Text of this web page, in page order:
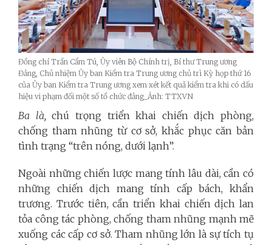
Đồng chí Trần Cẩm Tú, Ủy viên Bộ Chính trị, Bí thư Trung ương
Đảng, Chủ nhiệm Ủy ban Kiểm tra Trung ương chủ trì Kỳ họp thứ 16
của Ủy ban Kiểm tra Trung ương xem xét kết quả kiểm tra khi có dấu
hiệu vi phạm đối một số tổ chức đảng_Ảnh: TTXVN
Ba là,chú trọng triển khai chiến dịch phòng,
chống tham nhũng từ cơ sở, khắc phục căn bản
tình trạng “trên nóng, dưới lạnh”.
Ngoài những chiến lược mang tính lâu dài, cần có
những chiến dịch mang tính cấp bách, khẩn
trương. Trước tiên, cần triển khai chiến dịch lan
tỏa công tác phòng, chống tham nhũng mạnh mẽ
xuống các cấp cơ sở. Tham nhũng lớn là sự tích tụ